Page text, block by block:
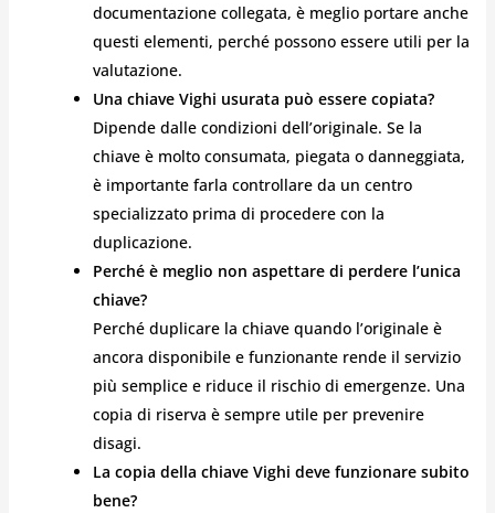
documentazione collegata, è meglio portare anche
questi elementi, perché possono essere utili per la
valutazione.
Una chiave Vighi usurata può essere copiata?
Dipende dalle condizioni dell’originale. Se la
chiave è molto consumata, piegata o danneggiata,
è importante farla controllare da un centro
specializzato prima di procedere con la
duplicazione.
Perché è meglio non aspettare di perdere l’unica
chiave?
Perché duplicare la chiave quando l’originale è
ancora disponibile e funzionante rende il servizio
più semplice e riduce il rischio di emergenze. Una
copia di riserva è sempre utile per prevenire
disagi.
La copia della chiave Vighi deve funzionare subito
bene?